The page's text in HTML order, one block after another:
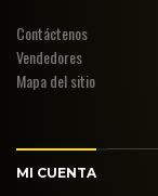
Contáctenos
Vendedores
Mapa del sitio
MI CUENTA